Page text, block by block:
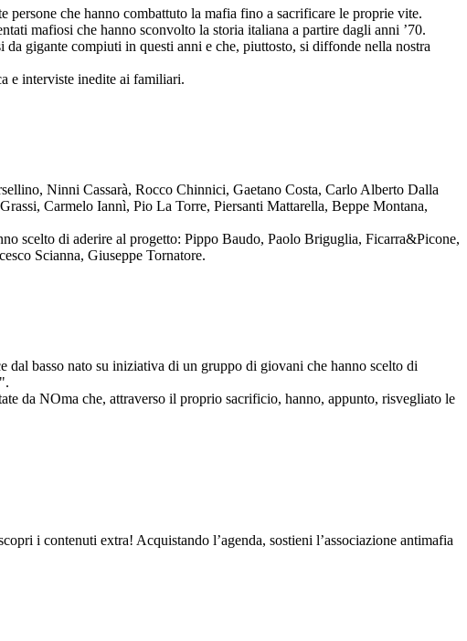
che hanno combattuto la mafia fino a sacrificare le proprie vite.
mafiosi che hanno sconvolto la storia italiana a partire dagli anni ’70.
gigante compiuti in questi anni e che, piuttosto, si diffonde nella nostra
e interviste inedite ai familiari.
Ninni Cassarà, Rocco Chinnici, Gaetano Costa, Carlo Alberto Dalla
Carmelo Iannì, Pio La Torre, Piersanti Mattarella, Beppe Montana,
scelto di aderire al progetto: Pippo Baudo, Paolo Briguglia, Ficarra&Picone,
Scianna, Giuseppe Tornatore.
basso nato su iniziativa di un gruppo di giovani che hanno scelto di
da NOma che, attraverso il proprio sacrificio, hanno, appunto, risvegliato le
i contenuti extra! Acquistando l’agenda, sostieni l’associazione antimafia